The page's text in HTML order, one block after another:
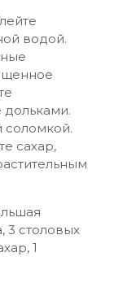
водой.
соломкой.
сахар,
3 столовых
1